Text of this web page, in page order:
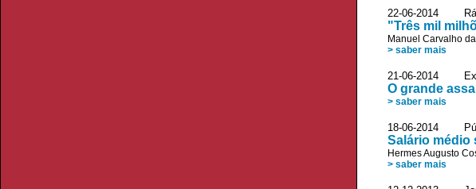
22-06-2014
"Três mil
Manuel Carvalho
> saber mais
21-06-2014
O grande
> saber mais
18-06-2014
Salário médio
Hermes Augusto
> saber mais